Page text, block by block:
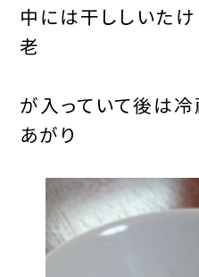
中には干ししいたけ
老
が入っていて後は
あがり